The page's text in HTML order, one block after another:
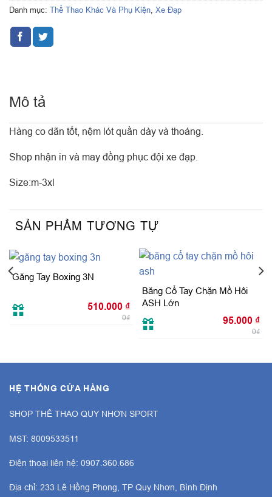
Danh mục: Thể Thao Khác Và Phụ Kiện, Xe Đạp
Mô tả
Hàng co dãn tốt, nệm lót quần dày và thoáng.
Shop nhận in và may đồng phục đội xe đạp.
Size:m-3xl
SẢN PHẨM TƯƠNG TỰ
Găng Tay Boxing 3N
510.000 ₫
0₫
Băng Cổ Tay Chặn Mồ Hôi
ASH Lớn
95.000 ₫
0₫
HỆ THỐNG CỬA HÀNG
SHOP THỂ THAO QUY NHƠN SPORT
MST: 8009533511
Điện thoại liên hệ: 0907.360.686
Địa chỉ: 233 Lê Hồng Phong, TP Quy Nhơn, Bình Định